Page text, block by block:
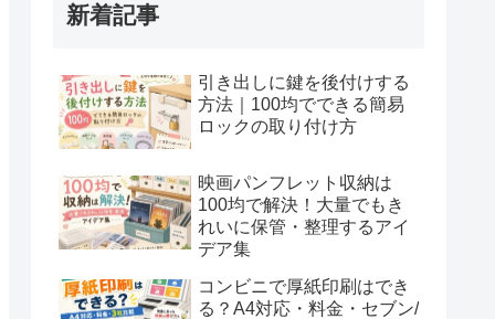
新着記事
引き出しに鍵を後付けする
方法｜100均でできる簡易
ロックの取り付け方
映画パンフレット収納は
100均で解決！大量でもき
れいに保管・整理するアイ
デア集
コンビニで厚紙印刷はでき
る？A4対応・料金・セブン/